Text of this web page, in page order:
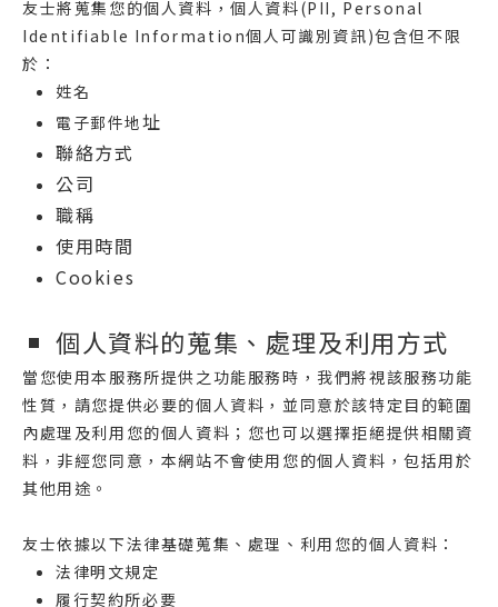
友士將蒐集您的個人資料，個人資料(PII, Personal
Identifiable Information個人可識別資訊)包含但不限
於：
姓名
電子郵件地址
聯絡方式
公司
職稱
使用時間
Cookies
個人資料的蒐集、處理及利用方式
當您使用本服務所提供之功能服務時，我們將視該服務功能
性質，請您提供必要的個人資料，並同意於該特定目的範圍
內處理及利用您的個人資料；您也可以選擇拒絕提供相關資
料，非經您同意，本網站不會使用您的個人資料，包括用於
其他用途。
友士依據以下法律基礎蒐集、處理、利用您的個人資料：
法律明文規定
履行契約所必要